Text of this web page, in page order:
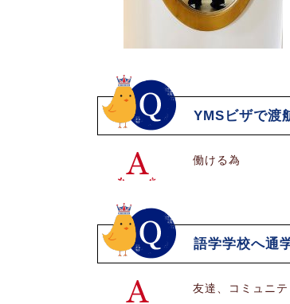
YMSビザで渡
働ける為
語学学校へ通
友達、コミュニ